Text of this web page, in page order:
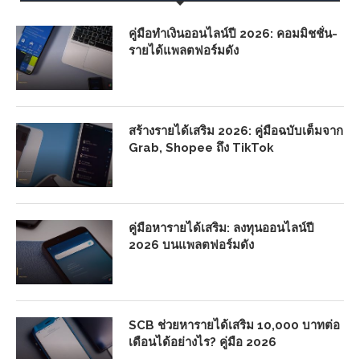
คู่มือทำเงินออนไลน์ปี 2026: คอมมิชชั่น-
รายได้แพลตฟอร์มดัง
สร้างรายได้เสริม 2026: คู่มือฉบับเต็มจาก
Grab, Shopee ถึง TikTok
คู่มือหารายได้เสริม: ลงทุนออนไลน์ปี
2026 บนแพลตฟอร์มดัง
SCB ช่วยหารายได้เสริม 10,000 บาทต่อ
เดือนได้อย่างไร? คู่มือ 2026